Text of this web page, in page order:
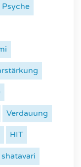
Psyche
Verdauung
HIT
shatavari